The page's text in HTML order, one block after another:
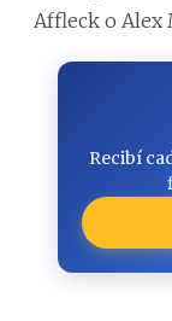
Affleck o Alex
Recibí